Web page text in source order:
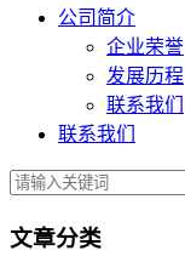
公司简介
企业荣誉
发展历程
联系我们
联系我们
文章分类